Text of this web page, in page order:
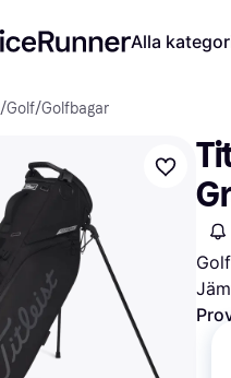
Alla
/Golf/Golfbagar